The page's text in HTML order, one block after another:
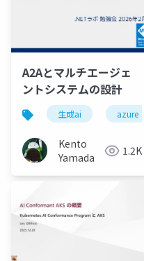
A2Aとマルチエージェ
ントシステムの設計
生成ai azure
Kento
Yamada
1.2K